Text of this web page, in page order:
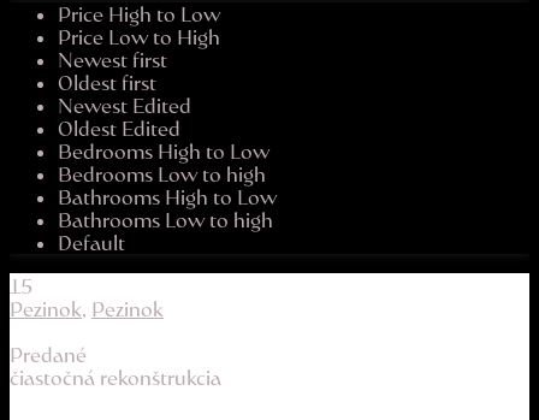
Price High to Low
Price Low to High
Newest first
Oldest first
Newest Edited
Oldest Edited
Bedrooms High to Low
Bedrooms Low to high
Bathrooms High to Low
Bathrooms Low to high
Default
15
Pezinok Pezinok
Predané
čiastočná rekonštrukcia